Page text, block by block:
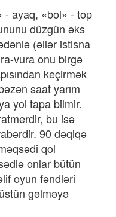
- ayaq, «bol» - top
düzgün əks
(əllər istisna
vura onu birgə
keçirmək
saat yarım
yol tapa bilmir.
bu isə
90 dəqiqə
qol
onlar bütün
oyun fəndləri
gəlməyə